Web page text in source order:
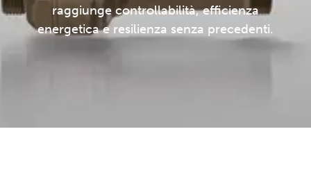
raggiunge controllabilità, efficienza
energetica e resilienza senza precedenti.